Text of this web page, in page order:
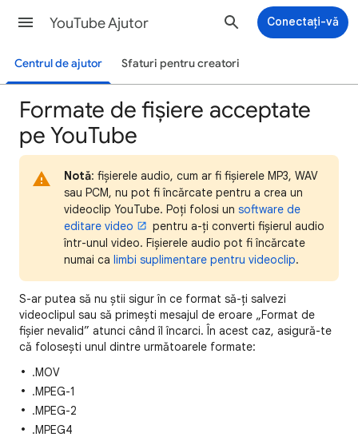
YouTube Ajutor Conectați-vă
Centrul de ajutor Sfaturi pentru creatori
Formate de fișiere acceptate
pe YouTube
Notă: fișierele audio, cum ar fi fișierele MP3, WAV
sau PCM, nu pot fi încărcate pentru a crea un
videoclip YouTube. Poți folosi un software de
editare video
pentru a-ți converti fișierul audio
într-unul video. Fișierele audio pot fi încărcate
numai ca limbi suplimentare pentru videoclip.
S-ar putea să nu știi sigur în ce format să-ți salvezi
videoclipul sau să primești mesajul de eroare „Format de
fișier nevalid” atunci când îl încarci. În acest caz, asigură-te
că folosești unul dintre următoarele formate:
.MOV
.MPEG-1
.MPEG-2
.MPEG4